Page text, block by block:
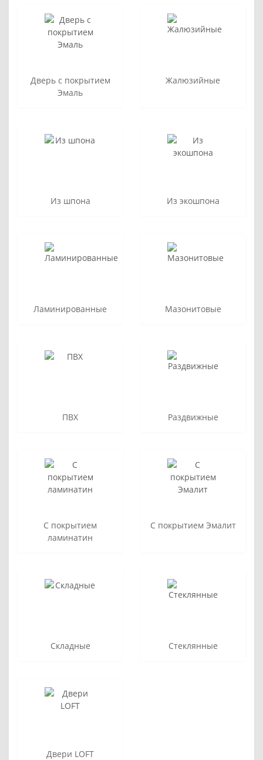
Дверь с покрытием
Эмаль
Жалюзийные
Из шпона Из экошпона
Ламинированные Мазонитовые
ПВХ Раздвижные
С покрытием
ламинатин
С покрытием Эмалит
Складные Стеклянные
Двери LOFT